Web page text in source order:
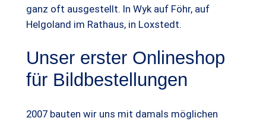
ganz oft ausgestellt. In Wyk auf Föhr, auf
Helgoland im Rathaus, in Loxstedt.
Unser erster Onlineshop
für Bildbestellungen
2007 bauten wir uns mit damals möglichen